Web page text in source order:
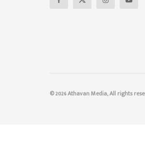
© 2026 Athavan Media, All rights